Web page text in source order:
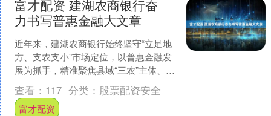
富才配资 建湖农商银行奋
力书写普惠金融大文章
近年来，建湖农商银行始终坚守“立足地
方、支农支小”市场定位，以普惠金融发
展为抓手，精准聚焦县域“三农”主体、小
微企业、新市民等群体，持续推动信贷
投放稳步增长，为....
查看： 117 分类： 股票配资安全
富才配资